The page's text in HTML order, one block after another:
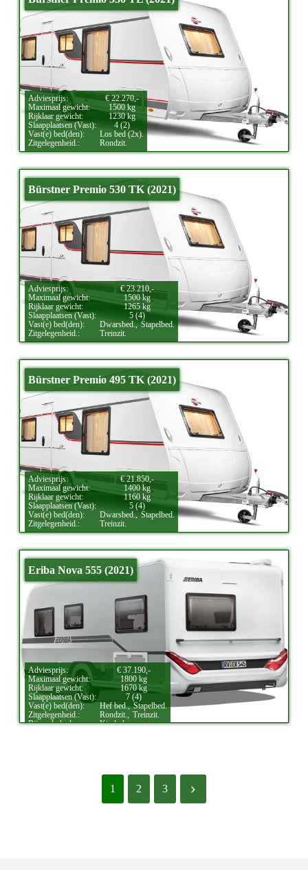
Adviesprijs:
€ 22.270,-
Maximaal gewicht:
1500 kg
Rijklaar gewicht:
1230 kg
Slaapplaatsen (Vast):
4 (2)
Vast(e) bed(den):
Los bed (2x).
Zitgelegenheid.:
Rondzit.
Bürstner Premio 530 TK (2021)
Adviesprijs:
€ 23.210,-
Maximaal gewicht:
1500 kg
Rijklaar gewicht:
1265 kg
Slaapplaatsen (Vast):
5 (4)
Vast(e) bed(den):
Dwarsbed., Stapelbed.
Zitgelegenheid.:
Treinzit.
Bürstner Premio 495 TK (2021)
Adviesprijs:
€ 21.850,-
Maximaal gewicht:
1400 kg
Rijklaar gewicht:
1160 kg
Slaapplaatsen (Vast):
5 (4)
Vast(e) bed(den):
Dwarsbed., Stapelbed.
Zitgelegenheid.:
Treinzit.
Eriba Nova 555 (2021)
Adviesprijs:
€ 37.190,-
Maximaal gewicht:
1800 kg
Rijklaar gewicht:
1670 kg
Slaapplaatsen (Vast):
7 (4)
Vast(e) bed(den):
Hef bed., Stapelbed.
Zitgelegenheid.:
Rondzit.,
Treinzit.
Bijzonderheden:
Kinderkamer.
1 2 3